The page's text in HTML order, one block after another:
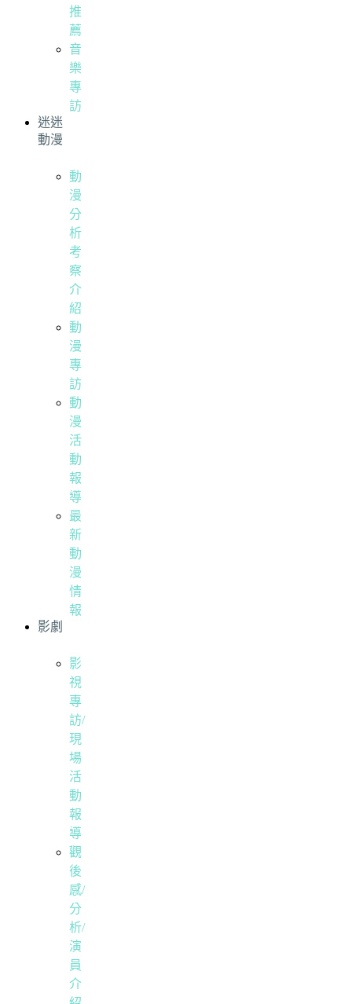
推
薦
音
樂
專
訪
迷迷
動漫
動
漫
分
析
考
察
介
紹
動
漫
專
訪
動
漫
活
動
報
導
最
新
動
漫
情
報
影劇
影
視
專
訪/
現
場
活
動
報
導
觀
後
感/
分
析/
演
員
介